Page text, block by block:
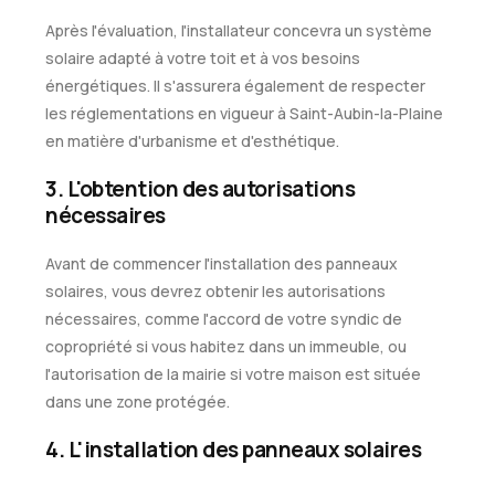
Après l'évaluation, l'installateur concevra un système
solaire adapté à votre toit et à vos besoins
énergétiques. Il s'assurera également de respecter
les réglementations en vigueur à Saint-Aubin-la-Plaine
en matière d'urbanisme et d'esthétique.
3. L'obtention des autorisations
nécessaires
Avant de commencer l'installation des panneaux
solaires, vous devrez obtenir les autorisations
nécessaires, comme l'accord de votre syndic de
copropriété si vous habitez dans un immeuble, ou
l'autorisation de la mairie si votre maison est située
dans une zone protégée.
4. L'installation des panneaux solaires